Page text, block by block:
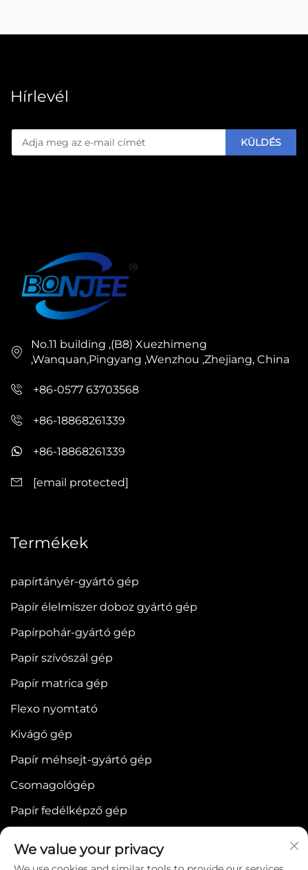
Hírlevél
KÜLDÉS
No.11 building ,(B8) Xuezhimeng
,Wanquan,Pingyang ,Wenzhou ,Zhejiang, China
+86-0577 63703568
+86-18868261339
+86-18868261339
[email protected]
Termékek
papírtányér-gyártó gép
Papír élelmiszer doboz gyártó gép
Papírpohár-gyártó gép
Papír szívószál gép
Papír matrica gép
Flexo nyomtató
Kivágó gép
Papír méhsejt-gyártó gép
Csomagológép
Papír fedélképző gép
We value your privacy